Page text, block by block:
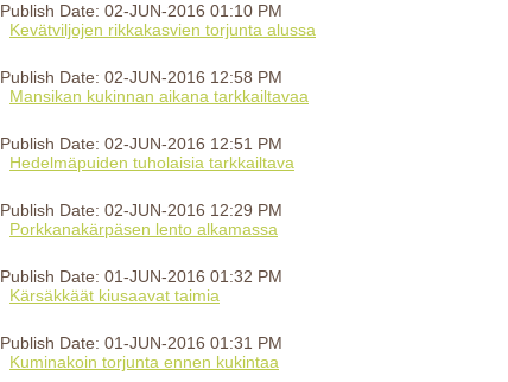
Publish Date: 02-JUN-2016 01:10 PM
Kevätviljojen rikkakasvien torjunta alussa
Publish Date: 02-JUN-2016 12:58 PM
Mansikan kukinnan aikana tarkkailtavaa
Publish Date: 02-JUN-2016 12:51 PM
Hedelmäpuiden tuholaisia tarkkailtava
Publish Date: 02-JUN-2016 12:29 PM
Porkkanakärpäsen lento alkamassa
Publish Date: 01-JUN-2016 01:32 PM
Kärsäkkäät kiusaavat taimia
Publish Date: 01-JUN-2016 01:31 PM
Kuminakoin torjunta ennen kukintaa